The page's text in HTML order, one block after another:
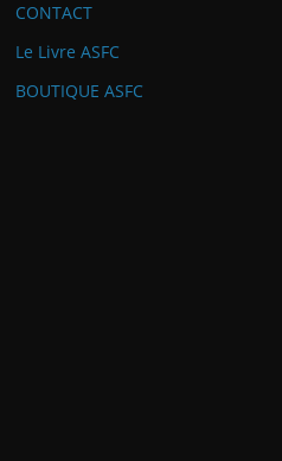
CONTACT
Le Livre ASFC
BOUTIQUE ASFC